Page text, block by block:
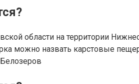
области на территории
можно назвать карстовые